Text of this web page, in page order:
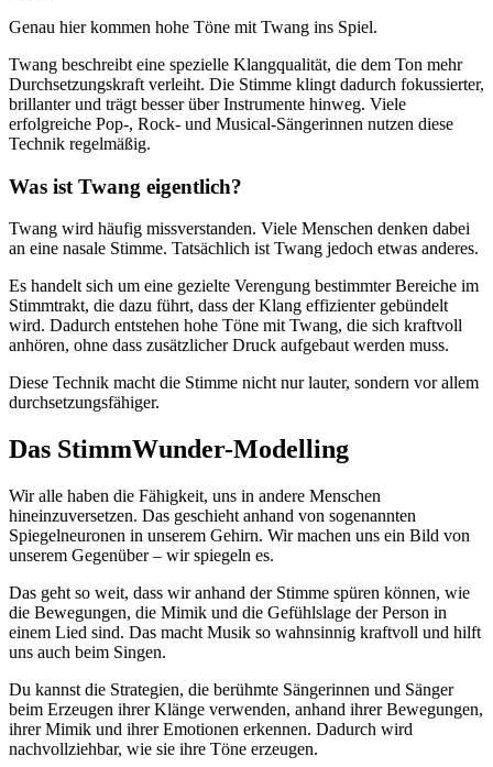
Genau hier kommen hohe Töne mit Twang ins Spiel.
Twang beschreibt eine spezielle Klangqualität, die dem Ton mehr
Durchsetzungskraft verleiht. Die Stimme klingt dadurch fokussierter,
brillanter und trägt besser über Instrumente hinweg. Viele
erfolgreiche Pop-, Rock- und Musical-Sängerinnen nutzen diese
Technik regelmäßig.
Was ist Twang eigentlich?
Twang wird häufig missverstanden. Viele Menschen denken dabei
an eine nasale Stimme. Tatsächlich ist Twang jedoch etwas anderes.
Es handelt sich um eine gezielte Verengung bestimmter Bereiche im
Stimmtrakt, die dazu führt, dass der Klang effizienter gebündelt
wird. Dadurch entstehen hohe Töne mit Twang, die sich kraftvoll
anhören, ohne dass zusätzlicher Druck aufgebaut werden muss.
Diese Technik macht die Stimme nicht nur lauter, sondern vor allem
durchsetzungsfähiger.
Das StimmWunder-Modelling
Wir alle haben die Fähigkeit, uns in andere Menschen
hineinzuversetzen. Das geschieht anhand von sogenannten
Spiegelneuronen in unserem Gehirn. Wir machen uns ein Bild von
unserem Gegenüber – wir spiegeln es.
Das geht so weit, dass wir anhand der Stimme spüren können, wie
die Bewegungen, die Mimik und die Gefühlslage der Person in
einem Lied sind. Das macht Musik so wahnsinnig kraftvoll und hilft
uns auch beim Singen.
Du kannst die Strategien, die berühmte Sängerinnen und Sänger
beim Erzeugen ihrer Klänge verwenden, anhand ihrer Bewegungen,
ihrer Mimik und ihrer Emotionen erkennen. Dadurch wird
nachvollziehbar, wie sie ihre Töne erzeugen.